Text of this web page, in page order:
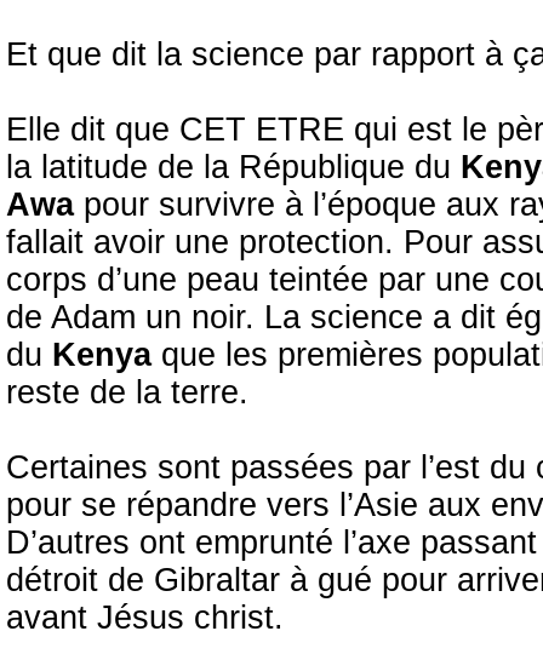
Et que dit la science par rapport à
Elle dit que CET ETRE qui est le
la latitude de la République du
Awa pour survivre à l’époque aux
fallait avoir une protection. Pour
corps d’une peau teintée par une
de Adam un noir. La science a dit
du Kenya que les premières
reste de la terre.
Certaines sont passées par l’est
pour se répandre vers l’Asie aux
D’autres ont emprunté l’axe
détroit de Gibraltar à gué pour
avant Jésus christ.